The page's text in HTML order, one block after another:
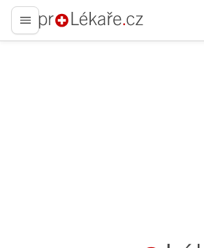
proLékaře.cz